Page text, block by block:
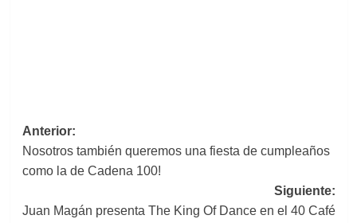
Navegación
de
Anterior:
Nosotros también queremos una fiesta de cumpleaños
como la de Cadena 100!
Siguiente:
Juan Magán presenta The King Of Dance en el 40 Café